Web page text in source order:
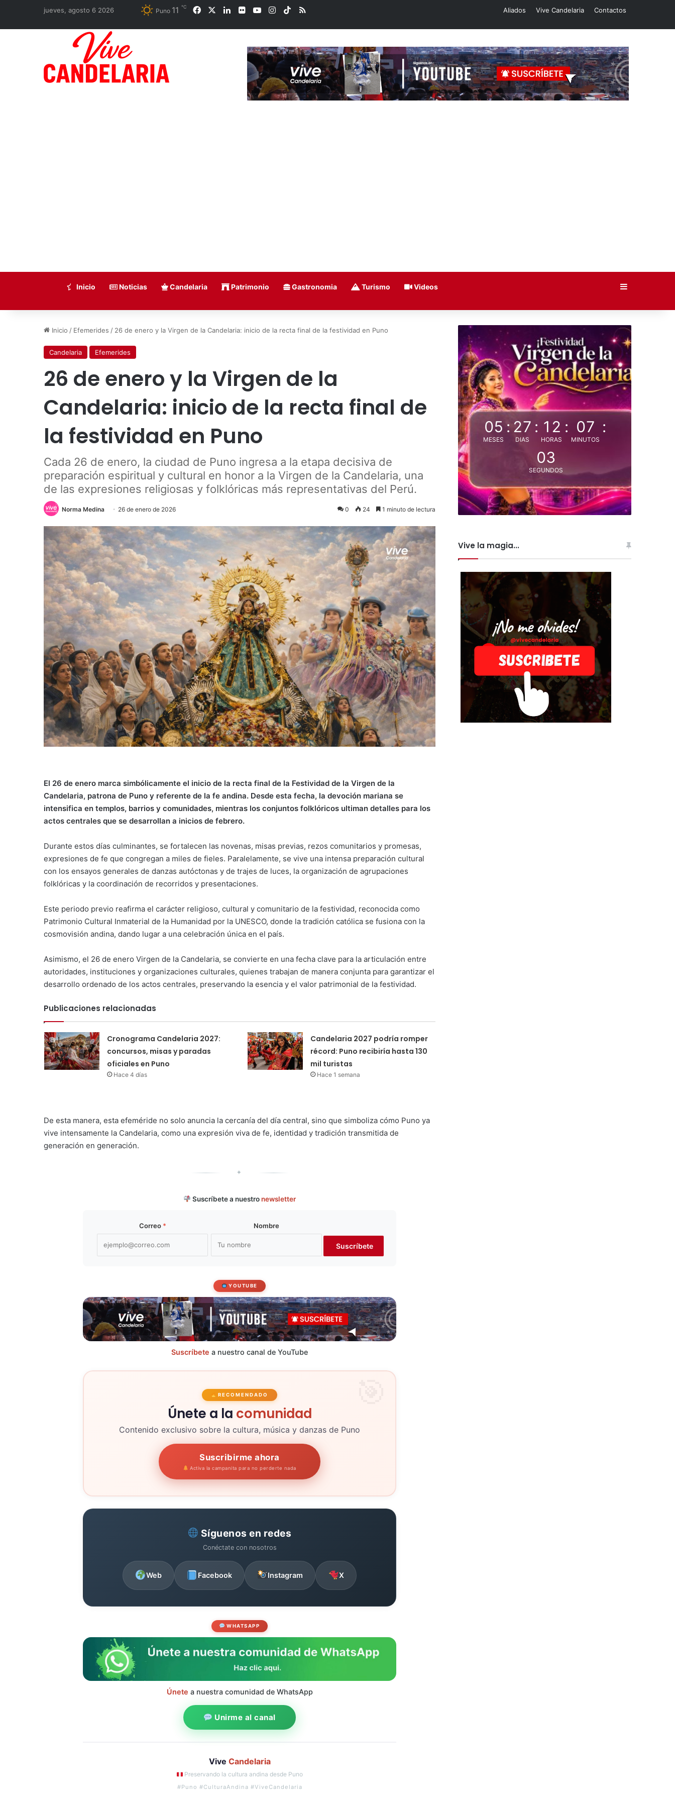
jueves, agosto 6 2026 Puno 11 ℃ Facebook LinkedIn
Flickr YouTubeInstagram
TikTokRSS Aliados Vive Candelaria Contactos
Inicio Noticias Candelaria Patrimonio Gastronomia Turismo Videos
Inicio / Efemerides / 26 de enero y la Virgen de la Candelaria: inicio de la recta final de la festividad en Puno
Candelaria Efemerides
26 de enero y la Virgen de la
Candelaria: inicio de la recta final de
la festividad en Puno
Cada 26 de enero, la ciudad de Puno ingresa a la etapa decisiva de
preparación espiritual y cultural en honor a la Virgen de la Candelaria, una
de las expresiones religiosas y folklóricas más representativas del Perú.
Norma Medina 26 de enero de 2026 0 24 1 minuto de lectura
El 26 de enero marca simbólicamente el inicio de la recta final de la Festividad de la Virgen de la
Candelaria, patrona de Puno y referente de la fe andina. Desde esta fecha, la devoción mariana se
intensifica en templos, barrios y comunidades, mientras los conjuntos folklóricos ultiman detalles para los
actos centrales que se desarrollan a inicios de febrero.
Durante estos días culminantes, se fortalecen las novenas, misas previas, rezos comunitarios y promesas,
expresiones de fe que congregan a miles de fieles. Paralelamente, se vive una intensa preparación cultural
con los ensayos generales de danzas autóctonas y de trajes de luces, la organización de agrupaciones
folklóricas y la coordinación de recorridos y presentaciones.
Este periodo previo reafirma el carácter religioso, cultural y comunitario de la festividad, reconocida como
Patrimonio Cultural Inmaterial de la Humanidad por la UNESCO, donde la tradición católica se fusiona con la
cosmovisión andina, dando lugar a una celebración única en el país.
Asimismo, el 26 de enero Virgen de la Candelaria, se convierte en una fecha clave para la articulación entre
autoridades, instituciones y organizaciones culturales, quienes trabajan de manera conjunta para garantizar el
desarrollo ordenado de los actos centrales, preservando la esencia y el valor patrimonial de la festividad.
Publicaciones relacionadas
Cronograma Candelaria 2027:
concursos, misas y paradas
oficiales en Puno
Hace 4 días
Candelaria 2027 podría romper
récord: Puno recibiría hasta 130
mil turistas
Hace 1 semana
De esta manera, esta efeméride no solo anuncia la cercanía del día central, sino que simboliza cómo Puno ya
vive intensamente la Candelaria, como una expresión viva de fe, identidad y tradición transmitida de
generación en generación.
✦
Suscríbete a nuestro newsletter
Correo * Nombre
YOUTUBE
Suscríbete a nuestro canal de YouTube
RECOMENDADO
Únete a la comunidad
Contenido exclusivo sobre la cultura, música y danzas de Puno
Suscribirme ahora
Activa la campanita para no perderte nada
Síguenos en redes
Conéctate con nosotros
Web Facebook Instagram X
WHATSAPP
Únete a nuestra comunidad de WhatsApp
Unirme al canal
Vive Candelaria
Preservando la cultura andina desde Puno
#Puno #CulturaAndina #ViveCandelaria
05
MESES
: 27
DIAS
: 12
HORAS
: 07
MINUTOS
:
02
SEGUNDOS
Vive la magia...